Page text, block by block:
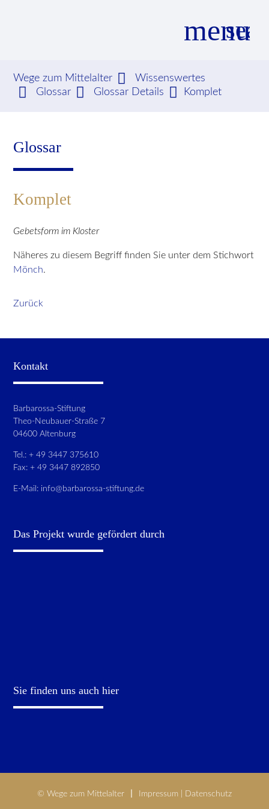
menu
Suchbegriffe SUCHEN
Wege zum Mittelalter
Wissenswertes
Glossar
Glossar Details Komplet
Glossar
Komplet
Gebetsform im Kloster
Näheres zu diesem Begriff finden Sie unter dem Stichwort
Mönch.
Zurück
Kontakt
Barbarossa-Stiftung
Theo-Neubauer-Straße 7
04600 Altenburg
Tel.: + 49 3447 375610
Fax: + 49 3447 892850
E-Mail: info@barbarossa-stiftung.de
Das Projekt wurde gefördert durch
Sie finden uns auch hier
© Wege zum Mittelalter Impressum Datenschutz